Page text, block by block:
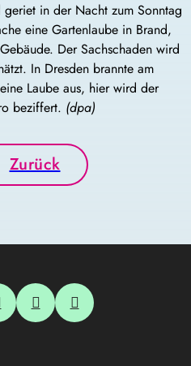
in der Nacht zum Sonntag
eine Gartenlaube in Brand,
Der Sachschaden wird
In Dresden brannte am
Laube aus, hier wird der
beziffert. (dpa)
Zurück